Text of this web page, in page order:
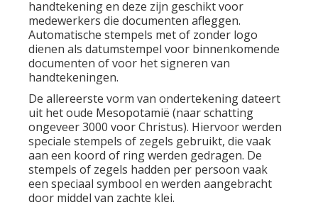
handtekening en deze zijn geschikt voor
medewerkers die documenten afleggen.
Automatische stempels met of zonder logo
dienen als datumstempel voor binnenkomende
documenten of voor het signeren van
handtekeningen.
De allereerste vorm van ondertekening dateert
uit het oude Mesopotamië (naar schatting
ongeveer 3000 voor Christus). Hiervoor werden
speciale stempels of zegels gebruikt, die vaak
aan een koord of ring werden gedragen. De
stempels of zegels hadden per persoon vaak
een speciaal symbool en werden aangebracht
door middel van zachte klei.